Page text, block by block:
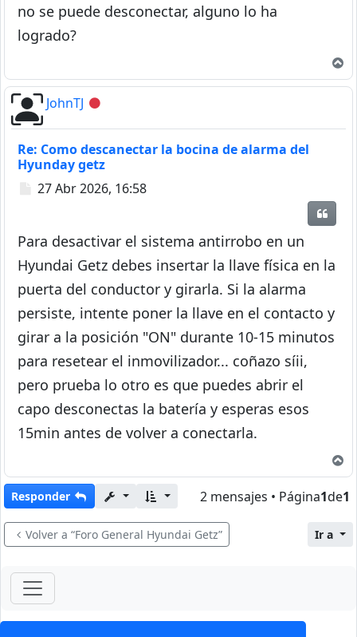
no se puede desconectar, alguno lo ha
logrado?
JohnTJ Desconectado
Re: Como descanectar la bocina de alarma del
Hyunday getz
Mensaje
27 Abr 2026, 16:58
Para desactivar el sistema antirrobo en un
Hyundai Getz debes insertar la llave física en la
puerta del conductor y girarla. Si la alarma
persiste, intente poner la llave en el contacto y
girar a la posición "ON" durante 10-15 minutos
para resetear el inmovilizador... coñazo síii,
pero prueba lo otro es que puedes abrir el
capo desconectas la batería y esperas esos
15min antes de volver a conectarla.
Responder 2 mensajes • Página1de1
Volver a “Foro General Hyundai Getz” Ir a
ForoClub 2025